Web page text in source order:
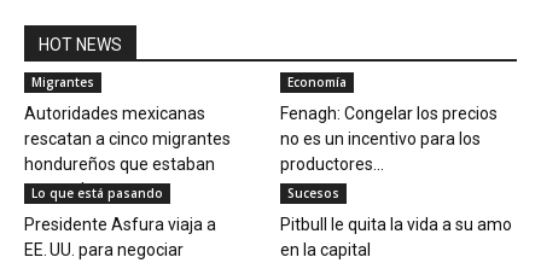
HOT NEWS
Migrantes
Autoridades mexicanas
rescatan a cinco migrantes
hondureños que estaban
atrapados en...
Economía
Fenagh: Congelar los precios
no es un incentivo para los
productores...
Lo que está pasando
Presidente Asfura viaja a
EE. UU. para negociar
Sucesos
Pitbull le quita la vida a su amo
en la capital